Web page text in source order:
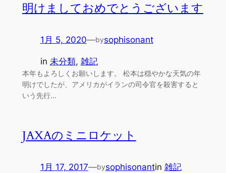
明けましておめでとうございます
1月 5, 2020—bysophisonant
in 未分類, 雑記
本年もよろしくお願いします。 松本は穏やかな天気の年
明けでしたが、アメリカがイランの司令官を殺害すると
いう先行…
JAXAのミニロケット
1月 17, 2017—bysophisonantin 雑記